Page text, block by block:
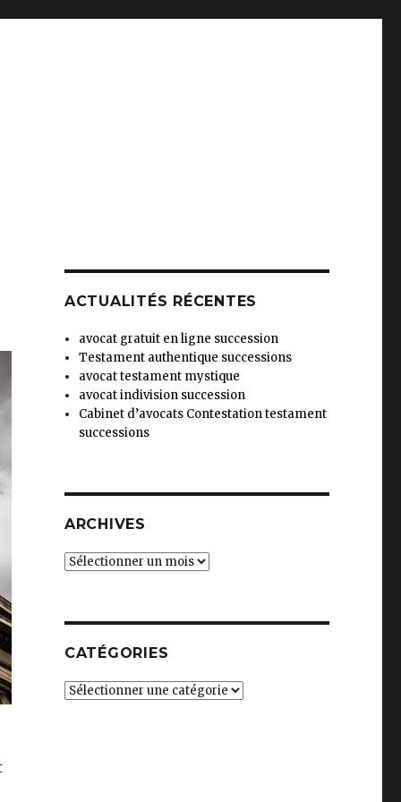
ACTUALITÉS RÉCENTES
avocat gratuit en ligne succession
Testament authentique successions
avocat testament mystique
avocat indivision succession
Cabinet d’avocats Contestation testament
successions
ARCHIVES
Archives
CATÉGORIES
Catégories